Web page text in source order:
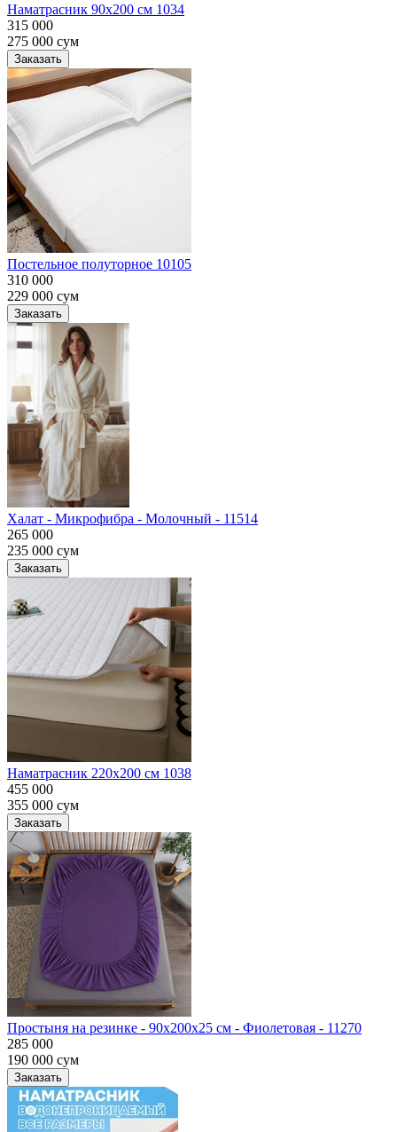
Наматрасник 90х200 см 1034
315 000
275 000 сум
Заказать
Постельное полуторное 10105
310 000
229 000 сум
Заказать
Халат - Микрофибра - Молочный - 11514
265 000
235 000 сум
Заказать
Наматрасник 220х200 см 1038
455 000
355 000 сум
Заказать
Простыня на резинке - 90x200x25 cм - Фиолетовая - 11270
285 000
190 000 сум
Заказать